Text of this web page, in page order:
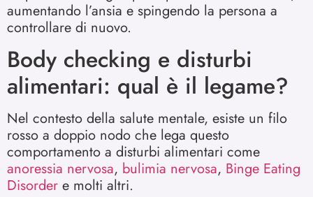
aumentando l’ansia e spingendo la persona a
controllare di nuovo.
Body checking e disturbi
alimentari: qual è il legame?
Nel contesto della salute mentale, esiste un filo
rosso a doppio nodo che lega questo
comportamento a disturbi alimentari come
anoressia nervosa, bulimia nervosa, Binge Eating
Disorder e molti altri.